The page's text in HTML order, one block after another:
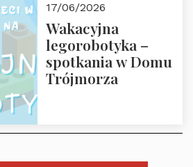
czerwca 2026 r.
godz. 18:00 w Domu
Trójmorza.
Zapraszamy!
17/06/2026
Wakacyjna
legorobotyka –
spotkania w Domu
Trójmorza